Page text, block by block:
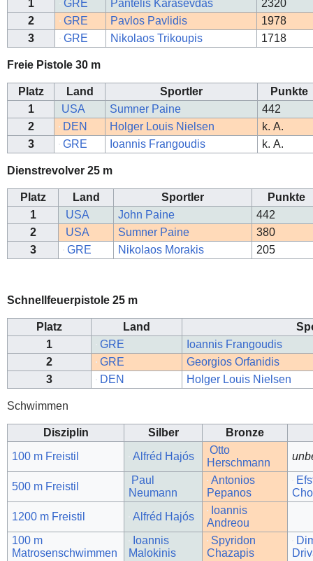
1
GRE Pantelis Karasevdas
2320
2
GRE Pavlos Pavlidis
1978
3
GRE Nikolaos Trikoupis 1718
Freie Pistole 30 m
Platz Land Sportler
Punkte
1
USA Sumner Paine
442
2
DEN Holger Louis Nielsen
k. A.
3
GRE Ioannis Frangoudis k. A.
Dienstrevolver 25 m
Platz Land Sportler
Punkte
1
USA John Paine
442
2
USA Sumner Paine
380
3
GRE Nikolaos Morakis 205
Schnellfeuerpistole 25 m
Platz Land
1
GRE
Ioannis Frangoudis
2
GRE
Georgios Orfanidis
3
DEN Holger Louis Nielsen
Schwimmen
Disziplin Silber
Bronze
100 m Freistil
Alfréd Hajós
Otto
Herschmann
500 m Freistil
Paul
Neumann
Antonios
Pepanos
1200 m Freistil
Alfréd Hajós
Ioannis
Andreou
100 m
Matrosenschwimmen
Ioannis
Malokinis
Spyridon
Chazapis